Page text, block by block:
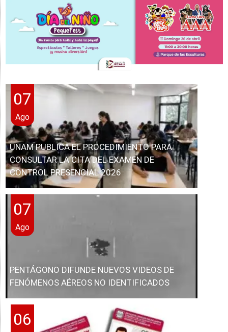
07
Ago
UNAM PUBLICA EL PROCEDIMIENTO PARA
CONSULTAR LA CITA DEL EXAMEN DE
CONTROL PRESENCIAL 2026
07
Ago
PENTÁGONO DIFUNDE NUEVOS VIDEOS DE
FENÓMENOS AÉREOS NO IDENTIFICADOS
06